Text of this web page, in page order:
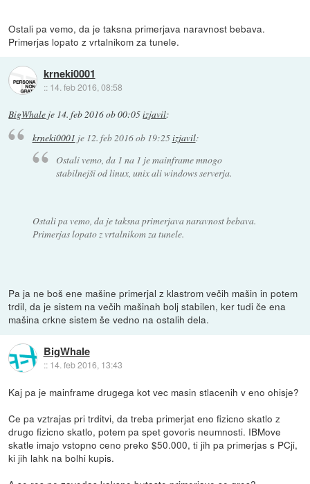
Ostali pa vemo, da je taksna primerjava naravnost bebava.
Primerjas lopato z vrtalnikom za tunele.
krneki0001
:: 14. feb 2016, 08:58
BigWhale je 14. feb 2016 ob 00:05izjavil:
krneki0001 je 12. feb 2016 ob 19:25izjavil:
Ostali vemo, da 1 na 1 je mainframe mnogo
stabilnejši od linux, unix ali windows serverja.
Ostali pa vemo, da je taksna primerjava naravnost bebava.
Primerjas lopato z vrtalnikom za tunele.
Pa ja ne boš ene mašine primerjal z klastrom večih mašin in potem
trdil, da je sistem na večih mašinah bolj stabilen, ker tudi če ena
mašina crkne sistem še vedno na ostalih dela.
BigWhale
:: 14. feb 2016, 13:43
Kaj pa je mainframe drugega kot vec masin stlacenih v eno ohisje?
Ce pa vztrajas pri trditvi, da treba primerjat eno fizicno skatlo z
drugo fizicno skatlo, potem pa spet govoris neumnosti. IBMove
skatle imajo vstopno ceno preko $50.000, ti jih pa primerjas s PCji,
ki jih lahk na bolhi kupis.